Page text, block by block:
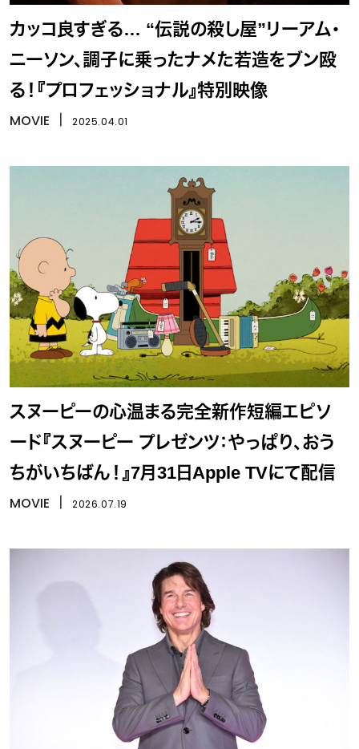
カッコ良すぎる… “伝説の殺し屋”リーアム・
ニーソン、調子に乗ったナメた若造をブン殴
る！『プロフェッショナル』特別映像
MOVIE 2025.04.01
スヌーピーの心温まる完全新作短編エピソ
ード『スヌーピー プレゼンツ：やっぱり、おう
ちがいちばん！』7月31日Apple TVにて配信
MOVIE 2026.07.19